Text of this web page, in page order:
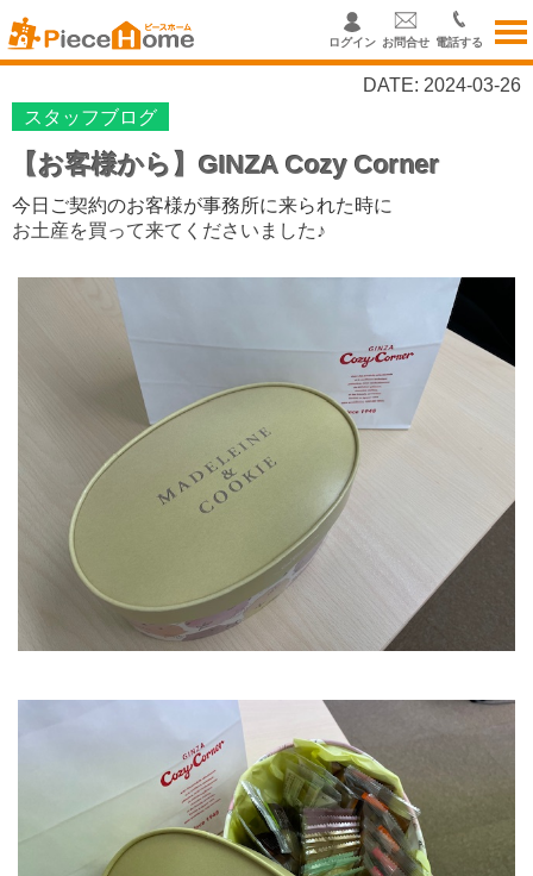
ログイン お問合せ 電話する
DATE: 2024-03-26
スタッフブログ
【お客様から】GINZA Cozy Corner
今日ご契約のお客様が事務所に来られた時に
お土産を買って来てくださいました♪